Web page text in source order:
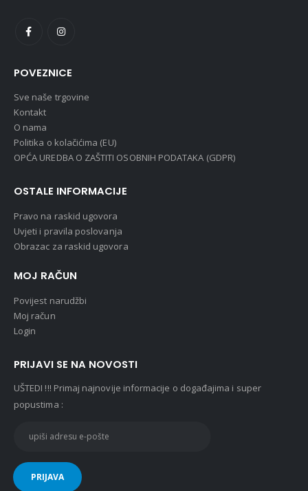
POVEZNICE
Sve naše trgovine
Kontakt
O nama
Politika o kolačićima (EU)
OPĆA UREDBA O ZAŠTITI OSOBNIH PODATAKA (GDPR)
OSTALE INFORMACIJE
Pravo na raskid ugovora
Uvjeti i pravila poslovanja
Obrazac za raskid ugovora
MOJ RAČUN
Povijest narudžbi
Moj račun
Login
PRIJAVI SE NA NOVOSTI
UŠTEDI !!! Primaj najnovije informacije o događajima i super
popustima :